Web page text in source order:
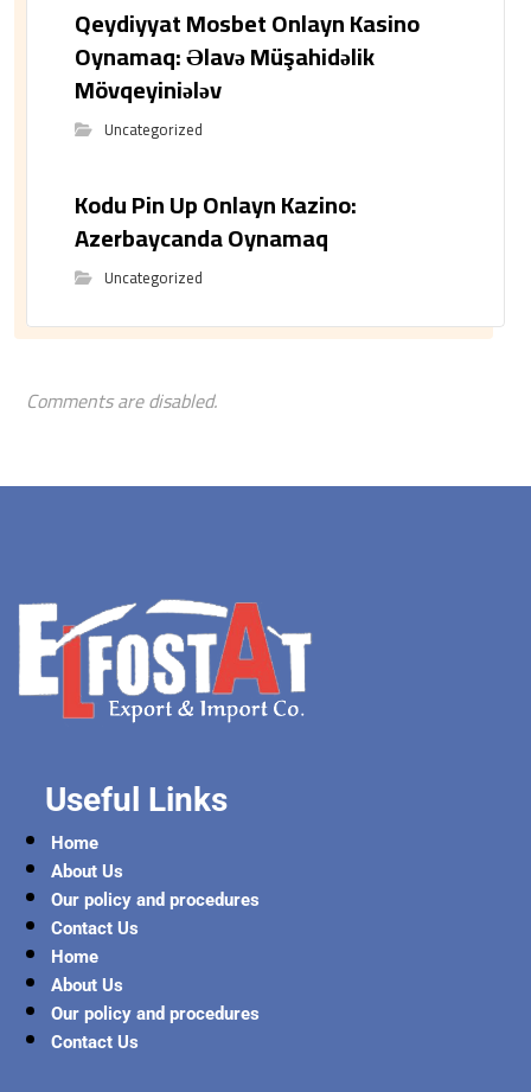
Qeydiyyat Mosbet Onlayn Kasino
Oynamaq: Əlavə Müşahidəlik
Mövqeyiniələv
Uncategorized
Kodu Pin Up Onlayn Kazino:
Azerbaycanda Oynamaq
Uncategorized
Comments are disabled.
Useful Links
Home
About Us
Our policy and procedures
Contact Us
Home
About Us
Our policy and procedures
Contact Us